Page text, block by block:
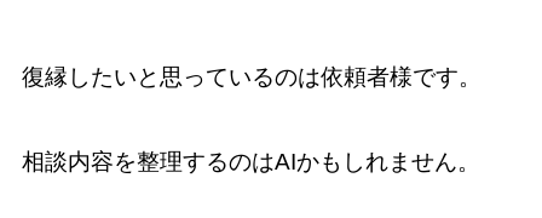
復縁したいと思っているのは依頼者様です。
相談内容を整理するのはAIかもしれません。